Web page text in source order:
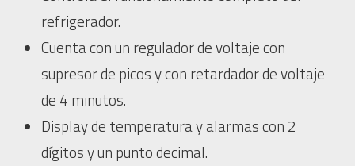
refrigerador.
Cuenta con un regulador de voltaje con
supresor de picos y con retardador de voltaje
de 4 minutos.
Display de temperatura y alarmas con 2
dígitos y un punto decimal.